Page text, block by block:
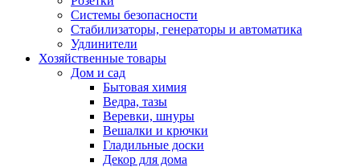
Системы безопасности
Стабилизаторы, генераторы и автоматика
Удлинители
Хозяйственные товары
Дом и сад
Бытовая химия
Ведра, тазы
Веревки, шнуры
Вешалки и крючки
Гладильные доски
Декор для дома